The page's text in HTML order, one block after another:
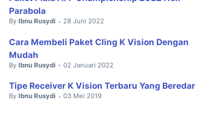
Parabola
By Ibnu Rusydi • 28 Juni 2022
Cara Membeli Paket Cling K Vision Dengan
Mudah
By Ibnu Rusydi • 02 Januari 2022
Tipe Receiver K Vision Terbaru Yang Beredar
By Ibnu Rusydi • 03 Mei 2019